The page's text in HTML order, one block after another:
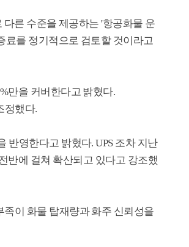
른 수준을 제공하는 '항공화물 운
료를 정기적으로 검토할 것이라고
만을 커버한다고 밝혔다.
정했다.
반영한다고 밝혔다. UPS 조차 지난
반에 걸쳐 확산되고 있다고 강조했
이 화물 탑재량과 화주 신뢰성을